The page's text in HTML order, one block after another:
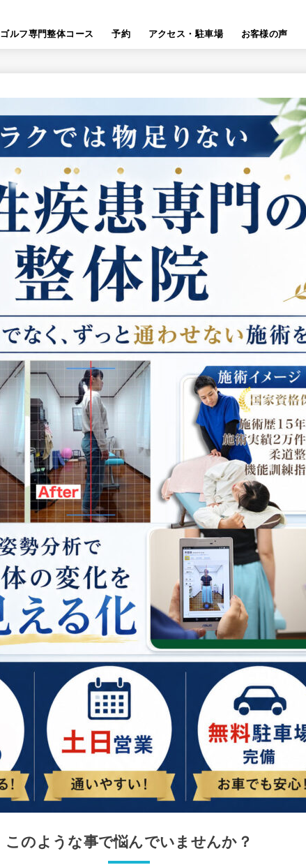
ゴルフ専門整体コース 予約 アクセス・駐車場 お客様の声
このような事で悩んでいませんか？